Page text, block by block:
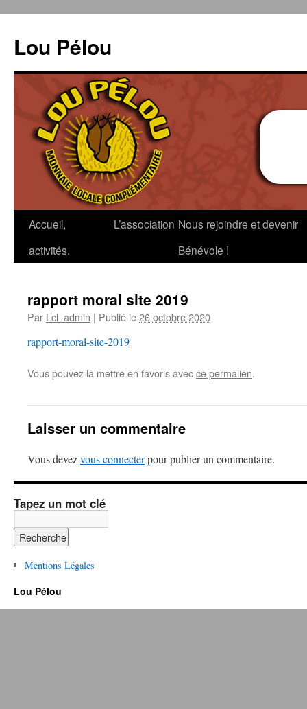
contenu
Lou Pélou
Accueil,
activités.
L’association Nous rejoindre et devenir
Bénévole !
rapport moral site 2019
Par Lcl_admin | Publié le26 octobre 2020
rapport-moral-site-2019
Vous pouvez la mettre en favoris avecce permalien.
Laisser un commentaire
Vous devezvous connecterpour publier un commentaire.
Tapez un mot clé
Mentions Légales
Lou Pélou